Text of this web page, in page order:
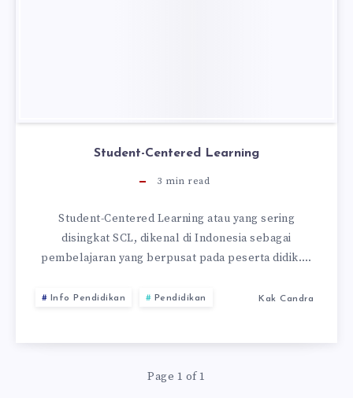
Student-Centered Learning
3 min read
Student-Centered Learning atau yang sering
disingkat SCL, dikenal di Indonesia sebagai
pembelajaran yang berpusat pada peserta didik….
Info Pendidikan Pendidikan Kak Candra
Page 1 of 1